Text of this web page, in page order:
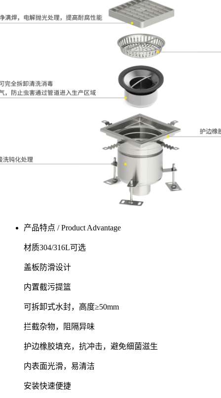
产品特点 / Product Advantage
材质304/316L可选
盖板防滑设计
内置截污提篮
可拆卸式水封，高度≥50mm
拦截杂物，阻隔异味
护边橡胶填充，抗冲击，避免细菌滋生
内表面光滑，易清洁
安装快速便捷